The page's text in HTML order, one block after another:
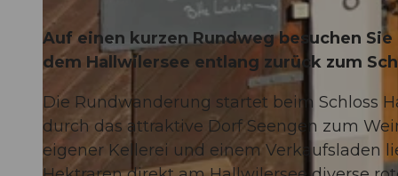
Auf einen kurzen Rundweg besuchen
dem Hallwilersee entlang zurück zum
Die Rundwanderung startet beim Schloss
durch das attraktive Dorf Seengen zum
eigener Kellerei und einem Verkaufsladen